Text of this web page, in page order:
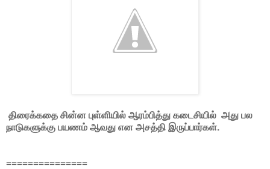
திரைக்கதை சின்ன புள்ளியில் ஆரம்பித்து கடைசியில் அது பல
நாடுகளுக்கு பயணம் ஆவது என அசத்தி இருப்பார்கள்.
===============